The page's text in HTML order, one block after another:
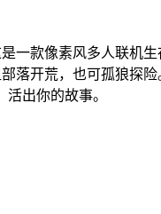
一款像素风多人联机
落开荒，也可孤狼探
出你的故事。